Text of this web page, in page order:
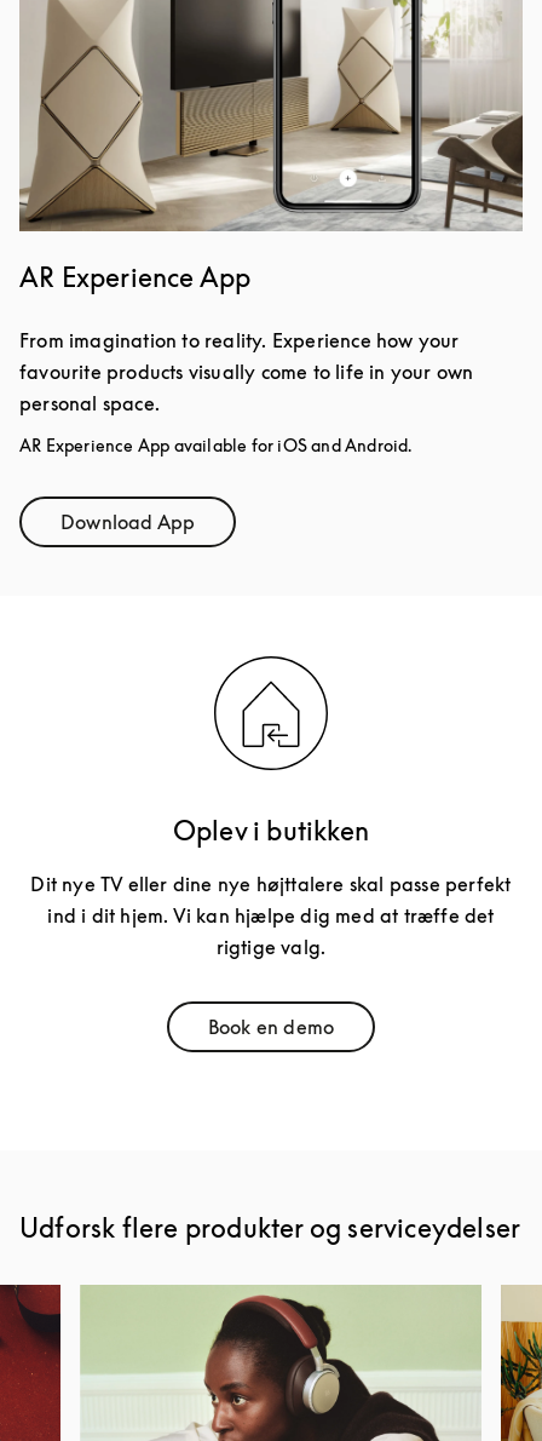
AR Experience App
From imagination to reality. Experience how your
favourite products visually come to life in your own
personal space.
AR Experience App available for iOS and Android.
Download AppLink Opens in New Tab
Oplev i butikken
Dit nye TV eller dine nye højttalere skal passe perfekt
ind i dit hjem. Vi kan hjælpe dig med at træffe det
rigtige valg.
Book en demoLink Opens in New Tab
Udforsk flere produkter og serviceydelser